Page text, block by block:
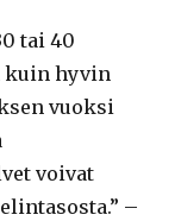
tai 40
kuin hyvin
vuoksi
voivat
–